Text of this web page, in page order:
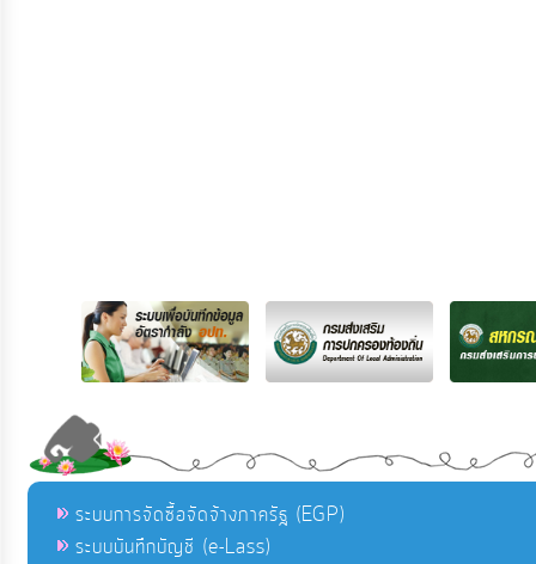
ระบบการจัดซื้อจัดจ้างภาครัฐ (EGP)
ระบบบันทึกบัญชี (e-Lass)